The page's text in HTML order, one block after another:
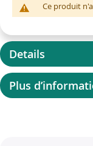
Ce produit
Details
Plus